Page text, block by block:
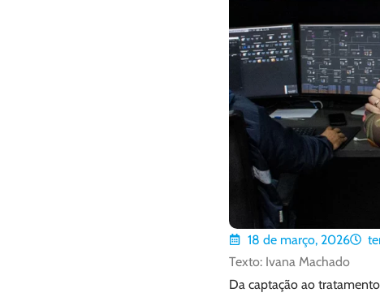
18 de março, 2026
Texto: Ivana Machado
Da captação ao